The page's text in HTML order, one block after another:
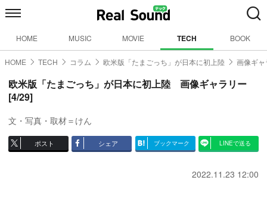
HOME MUSIC MOVIE TECH BOOK
HOME TECH コラム 欧米版「たまごっち」が日本に初上陸 画像ギ
欧米版「たまごっち」が日本に初上陸 画像ギャラリー
[4/29]
文・写真・取材＝けん
ポスト シェア ブックマーク LINEで送る
2022.11.23 12:00